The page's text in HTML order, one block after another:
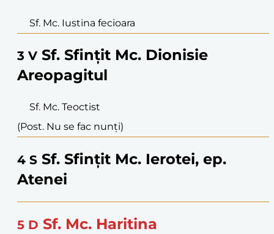
Sf. Mc. Iustina fecioara
3 V Sf. Sfințit Mc. Dionisie
Areopagitul
Sf. Mc. Teoctist
(Post. Nu se fac nunți)
4 S Sf. Sfințit Mc. Ierotei, ep.
Atenei
5 D Sf. Mc. Haritina